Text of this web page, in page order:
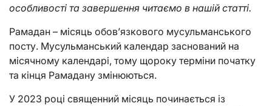
особливості та завершення читаємо в нашій статті.
Рамадан – місяць обов’язкового мусульманського
посту. Мусульманський календар заснований на
місячному календарі, тому щороку терміни початку
та кінця Рамадану змінюються.
У 2023 році священний місяць починається із